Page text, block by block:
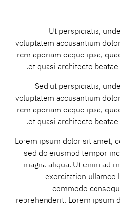
Ut perspiciatis,
voluptatem accusantium
rem aperiam eaque ipsa,
et quasi architecto
Sed ut perspiciatis,
voluptatem accusantium
rem aperiam eaque ipsa,
et quasi architecto
Lorem ipsum dolor sit amet,
sed do eiusmod tempor
magna aliqua. Ut enim ad
exercitation ullamco
commodo
reprehenderit. Lorem ipsum